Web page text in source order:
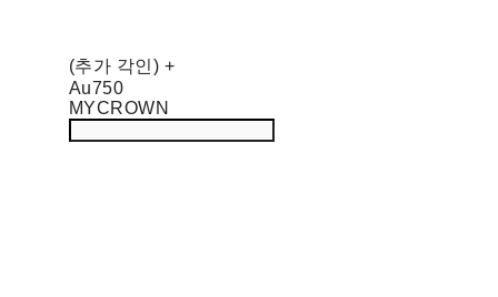
(추가 각인) +
Au750
MYCROWN